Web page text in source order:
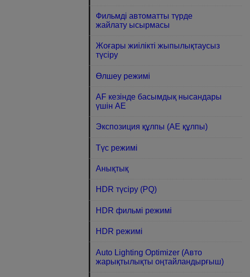
Фильмді автоматты түрде
жайлату ысырмасы
Жоғары жиілікті жыпылықтаусыз
түсіру
Өлшеу режимі
AF кезінде басымдық нысандары
үшін AE
Экспозиция құлпы (AE құлпы)
Түс режимі
Анықтық
HDR түсіру (PQ)
HDR фильмі режимі
HDR режимі
Auto Lighting Optimizer (Авто
жарықтылықты оңтайландырғыш)